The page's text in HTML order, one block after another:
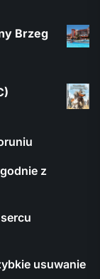
Brzeg
z
usuwanie